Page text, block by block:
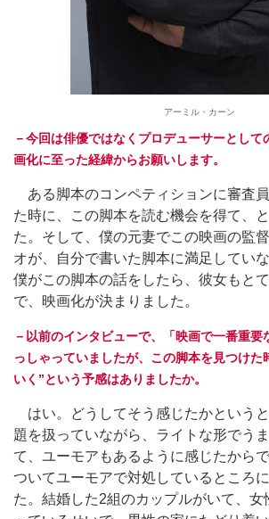
アーミル・カーン
－今回は俳優ではなくプロデューサーとして
画化に至った経緯からお願いします。
ある脚本のコンペティションに審査
た時に、この脚本を読む機会を得て、
た。そして、僕の元妻でこの映画の監
オが、自分で書いた脚本に満足してい
僕がこの脚本の話をしたら、彼女もと
で、映画化が決まりました。
－以前のインタビューで、「映画で一番重要
っしゃっていましたが、この脚本を見つけた
いく”という予感はありましたか。
はい。どうしてそう感じたかという
題を扱っていながら、ライトな形でう
て、ユーモアもあるように感じたから
ついてユーモアで対処しているところ
た。結婚した2組のカップルがいて、女